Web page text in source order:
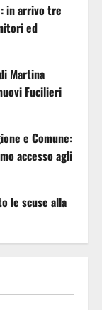
in arrivo tre
ed
Martina
Fucilieri
e Comune:
accesso agli
le scuse alla